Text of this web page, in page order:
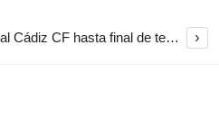
Cristian Gutiérrez, cedido al Cádiz CF hasta final de temporada ›